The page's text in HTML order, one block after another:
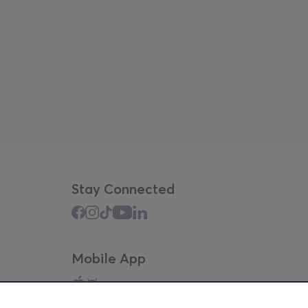
Stay Connected
Mobile App